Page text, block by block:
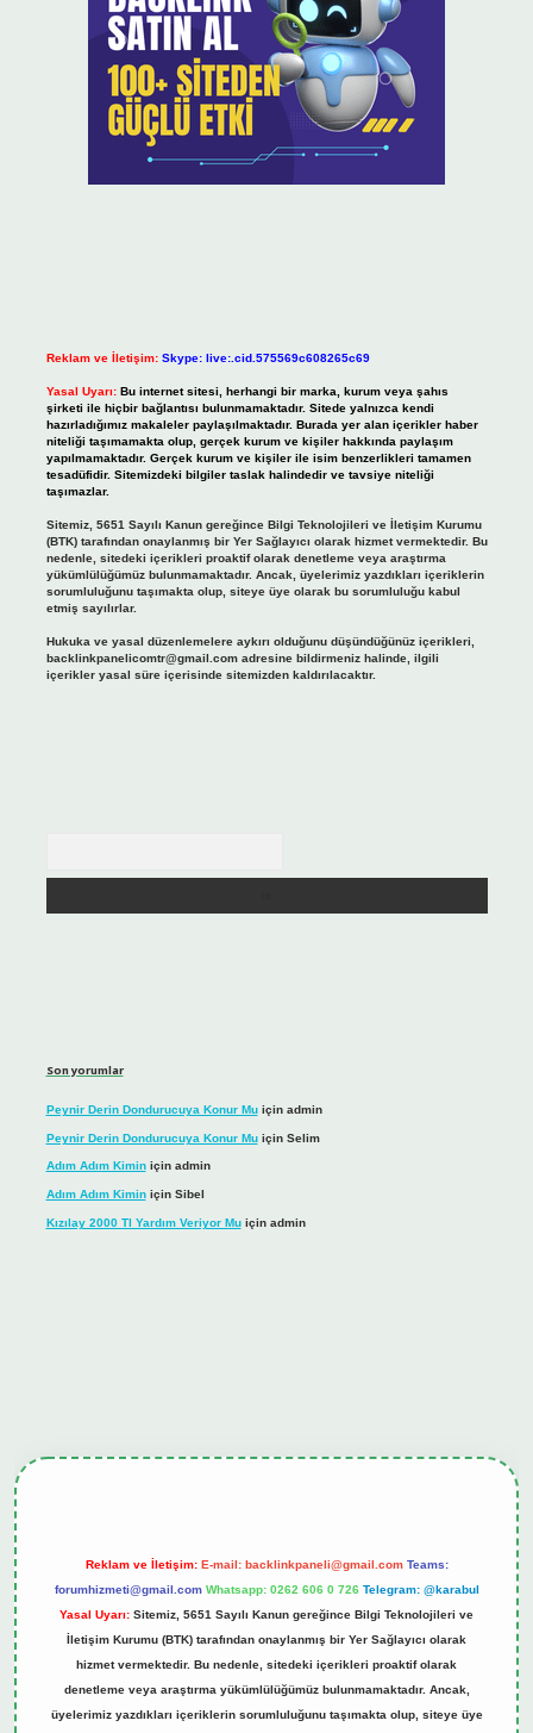
Reklam ve İletişim: Skype: live:.cid.575569c608265c69
Yasal Uyarı: Bu internet sitesi, herhangi bir marka, kurum veya şahıs
şirketi ile hiçbir bağlantısı bulunmamaktadır. Sitede yalnızca kendi
hazırladığımız makaleler paylaşılmaktadır. Burada yer alan içerikler haber
niteliği taşımamakta olup, gerçek kurum ve kişiler hakkında paylaşım
yapılmamaktadır. Gerçek kurum ve kişiler ile isim benzerlikleri tamamen
tesadüfidir. Sitemizdeki bilgiler taslak halindedir ve tavsiye niteliği
taşımazlar.
Sitemiz, 5651 Sayılı Kanun gereğince Bilgi Teknolojileri ve İletişim Kurumu
(BTK) tarafından onaylanmış bir Yer Sağlayıcı olarak hizmet vermektedir. Bu
nedenle, sitedeki içerikleri proaktif olarak denetleme veya araştırma
yükümlülüğümüz bulunmamaktadır. Ancak, üyelerimiz yazdıkları içeriklerin
sorumluluğunu taşımakta olup, siteye üye olarak bu sorumluluğu kabul
etmiş sayılırlar.
Hukuka ve yasal düzenlemelere aykırı olduğunu düşündüğünüz içerikleri,
backlinkpanelicomtr@gmail.comadresine bildirmeniz halinde, ilgili
içerikler yasal süre içerisinde sitemizden kaldırılacaktır.
Son yorumlar
Peynir Derin Dondurucuya Konur Muiçin admin
Peynir Derin Dondurucuya Konur Muiçin Selim
Adım Adım Kiminiçin admin
Adım Adım Kiminiçin Sibel
Kızılay 2000 Tl Yardım Veriyor Muiçin admin
Reklam ve İletişim: E-mail: backlinkpaneli@gmail.com Teams:
forumhizmeti@gmail.com Whatsapp: 0262 606 0 726 Telegram: @karabul
Yasal Uyarı: Sitemiz, 5651 Sayılı Kanun gereğince Bilgi Teknolojileri ve
İletişim Kurumu (BTK) tarafından onaylanmış bir Yer Sağlayıcı olarak
hizmet vermektedir. Bu nedenle, sitedeki içerikleri proaktif olarak
denetleme veya araştırma yükümlülüğümüz bulunmamaktadır. Ancak,
üyelerimiz yazdıkları içeriklerin sorumluluğunu taşımakta olup, siteye üye